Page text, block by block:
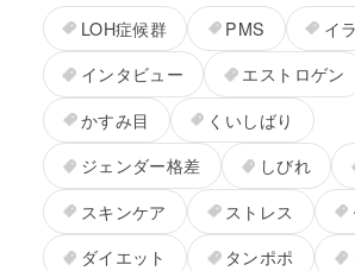
LOH症候群 PMS
イ
インタビュー
エストロゲン
かすみ目
くいしばり
ジェンダー格差
しびれ
スキンケア
ストレス
ダイエット
タンポポ